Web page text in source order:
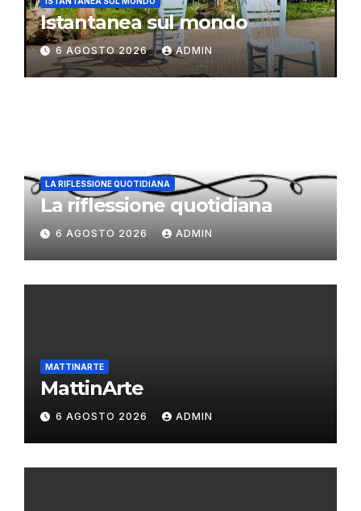
Istantanea sul mondo
6 AGOSTO 2026 ADMIN
LA RIFLESSIONE QUOTIDIANA
La riflessione quotidiana
6 AGOSTO 2026 ADMIN
MATTINARTE
MattinArte
6 AGOSTO 2026 ADMIN